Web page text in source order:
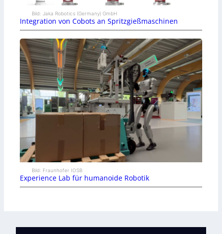
Bild: Jaka Robotics (Germany) GmbH
Integration von Cobots an Spritzgießmaschinen
Bild: Fraunhofer IOSB
Experience Lab für humanoide Robotik